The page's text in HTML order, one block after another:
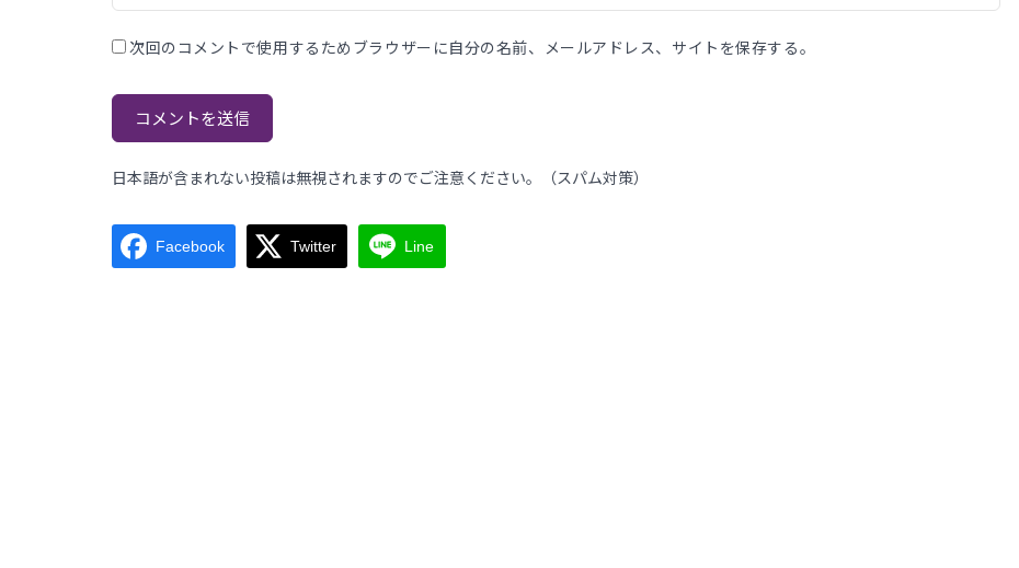
次回のコメントで使用するためブラウザーに自分の名前、メールアドレス、サイトを保存する。
日本語が含まれない投稿は無視されますのでご注意ください。（スパム対策）
Facebook Twitter Line